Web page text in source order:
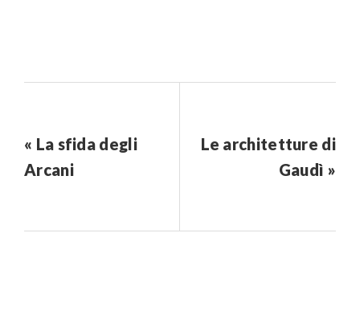
« La sfida degli
Arcani
Le architetture di
Gaudì »